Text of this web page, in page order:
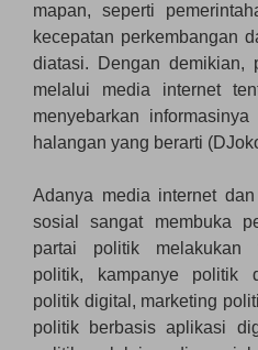
mapan, seperti
kecepatan perkembangan
diatasi. Dengan demikian,
melalui media internet
menyebarkan
halangan yang berarti
Adanya media internet
sosial sangat membuka
partai politik melakukan
politik, kampanye politik
politik digital, marketing
politik berbasis aplikasi